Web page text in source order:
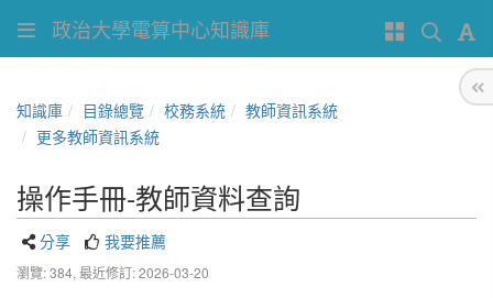
政治大學電算中心知識庫
知識庫 目錄總覽 校務系統
教師資訊系統
更多教師資訊系統
操作手冊-教師資料查詢
分享 我要推薦
瀏覽: 384, 最近修訂: 2026-03-20